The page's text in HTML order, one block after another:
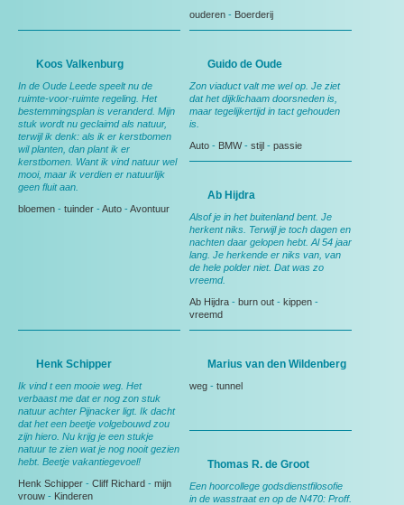
ouderen - Boerderij
Koos Valkenburg
In de Oude Leede speelt nu de
ruimte-voor-ruimte regeling. Het
bestemmingsplan is veranderd. Mijn
stuk wordt nu geclaimd als natuur,
terwijl ik denk: als ik er kerstbomen
wil planten, dan plant ik er
kerstbomen. Want ik vind natuur wel
mooi, maar ik verdien er natuurlijk
geen fluit aan.
bloemen - tuinder -Auto -Avontuur
Guido de Oude
Zon viaduct valt me wel op. Je ziet
dat het dijklichaam doorsneden is,
maar tegelijkertijd in tact gehouden
is.
Auto - BMW- stijl - passie
Ab Hijdra
Alsof je in het buitenland bent. Je
herkent niks. Terwijl je toch dagen en
nachten daar gelopen hebt. Al 54 jaar
lang. Je herkende er niks van, van
de hele polder niet. Dat was zo
vreemd.
Ab Hijdra - burn out - kippen -
vreemd
Henk Schipper
Ik vind t een mooie weg. Het
verbaast me dat er nog zon stuk
natuur achter Pijnacker ligt. Ik dacht
dat het een beetje volgebouwd zou
zijn hiero. Nu krijg je een stukje
natuur te zien wat je nog nooit gezien
hebt. Beetje vakantiegevoel!
Henk Schipper - Cliff Richard - mijn
vrouw - Kinderen
Marius van den Wildenberg
weg - tunnel
Thomas R. de Groot
Een hoorcollege godsdienstfilosofie
in de wasstraat en op de N470: Proff.